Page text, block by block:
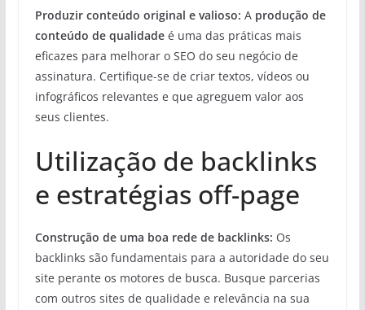
Produzir conteúdo original e valioso: A produção de
conteúdo de qualidadeé uma das práticas mais
eficazes para melhorar o SEO do seu negócio de
assinatura. Certifique-se de criar textos, vídeos ou
infográficos relevantes e que agreguem valor aos
seus clientes.
Utilização de backlinks
e estratégias off-page
Construção de uma boa rede de backlinks: Os
backlinks são fundamentais para a autoridade do seu
site perante os motores de busca. Busque parcerias
com outros sites de qualidade e relevância na sua